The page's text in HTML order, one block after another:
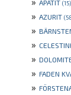
APATIT (15)
» AZURIT
»
»
»
» FADEN
»